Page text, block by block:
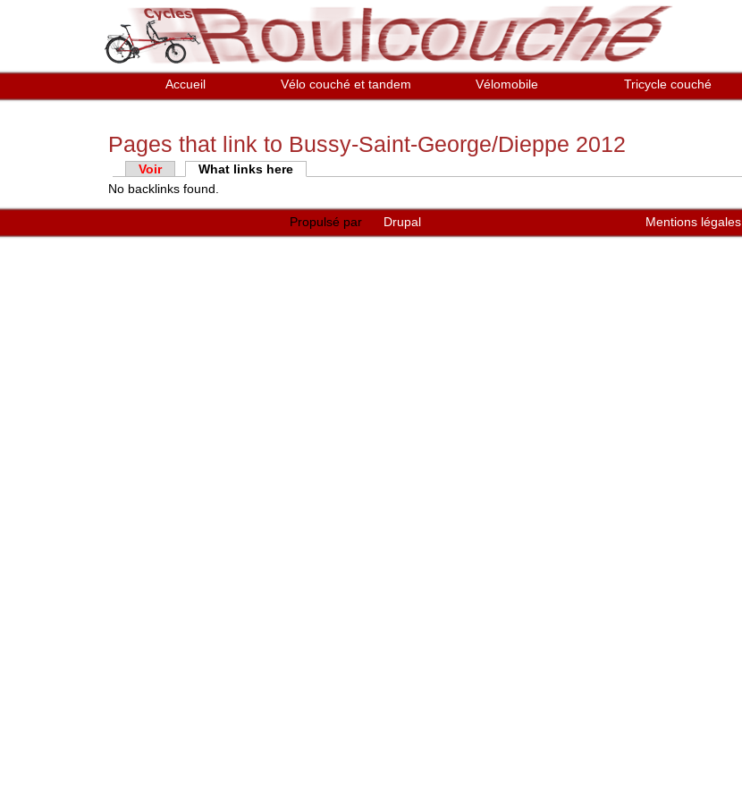
Aller au contenu principal
Accueil Vélo couché et tandem Vélomobile Tricycle couché
Pages that link to Bussy-Saint-George/Dieppe 2012
Onglets
principaux
Voir What links here
No backlinks found.
Propulsé par Drupal Mentions légales